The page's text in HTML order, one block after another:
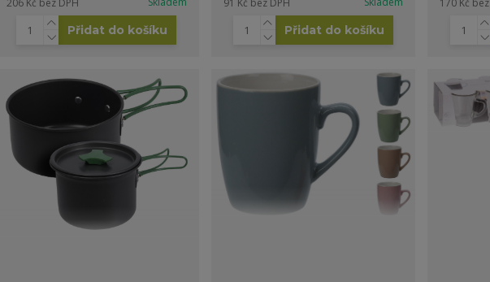
Přidat do košíku Přidat do košíku